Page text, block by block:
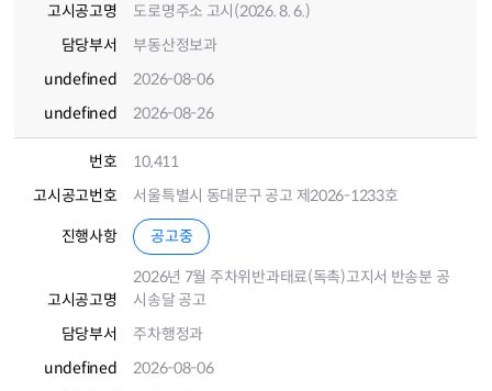
고시공고명
도로명주소 고시(2026. 8. 6.)
담당부서
부동산정보과
undefined
2026-08-06
undefined
2026-08-26
번호
10,411
고시공고번호
서울특별시 동대문구 공고 제2026-1233호
진행사항 공고중
고시공고명
2026년 7월 주차위반과태료(독촉)고지서 반송분 공
시송달 공고
담당부서
주차행정과
undefined
2026-08-06